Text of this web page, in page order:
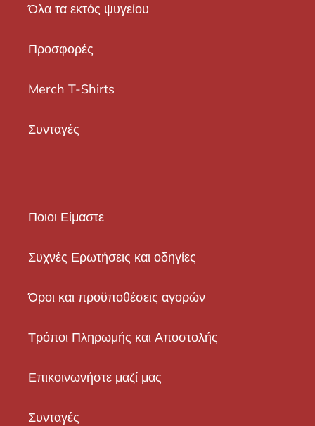
Όλα τα εκτός ψυγείου
Προσφορές
Merch T-Shirts
Συνταγές
Ποιοι Είμαστε
Συχνές Ερωτήσεις και οδηγίες
Όροι και προϋποθέσεις αγορών
Τρόποι Πληρωμής και Αποστολής
Επικοινωνήστε μαζί μας
Συνταγές